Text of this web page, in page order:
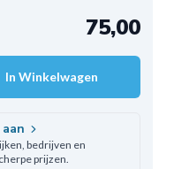
75,00
In Winkelwagen
bedrijven en
prijzen.